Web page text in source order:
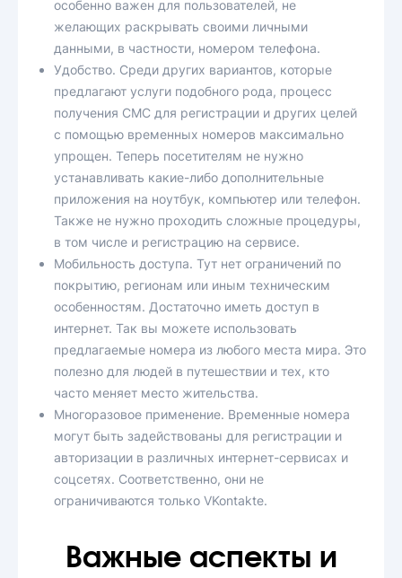
особенно важен для пользователей, не
желающих раскрывать своими личными
данными, в частности, номером телефона.
Удобство. Среди других вариантов, которые
предлагают услуги подобного рода, процесс
получения СМС для регистрации и других целей
с помощью временных номеров максимально
упрощен. Теперь посетителям не нужно
устанавливать какие-либо дополнительные
приложения на ноутбук, компьютер или телефон.
Также не нужно проходить сложные процедуры,
в том числе и регистрацию на сервисе.
Мобильность доступа. Тут нет ограничений по
покрытию, регионам или иным техническим
особенностям. Достаточно иметь доступ в
интернет. Так вы можете использовать
предлагаемые номера из любого места мира. Это
полезно для людей в путешествии и тех, кто
часто меняет место жительства.
Многоразовое применение. Временные номера
могут быть задействованы для регистрации и
авторизации в различных интернет-сервисах и
соцсетях. Соответственно, они не
ограничиваются только VKontakte.
Важные аспекты и